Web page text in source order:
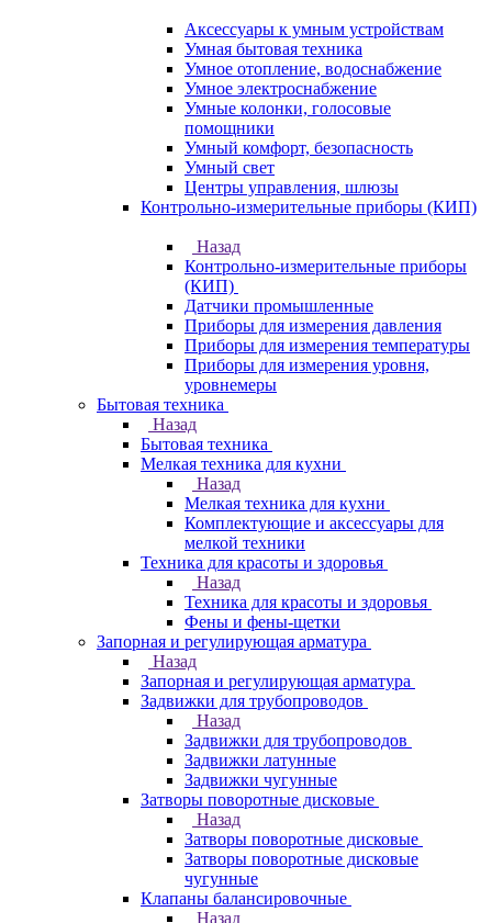
Аксессуары к умным устройствам
Умная бытовая техника
Умное отопление, водоснабжение
Умное электроснабжение
Умные колонки, голосовые
помощники
Умный комфорт, безопасность
Умный свет
Центры управления, шлюзы
Контрольно-измерительные приборы (КИП)
Назад
Контрольно-измерительные приборы
(КИП)
Датчики промышленные
Приборы для измерения давления
Приборы для измерения температуры
Приборы для измерения уровня,
уровнемеры
Бытовая техника
Назад
Бытовая техника
Мелкая техника для кухни
Назад
Мелкая техника для кухни
Комплектующие и аксессуары для
мелкой техники
Техника для красоты и здоровья
Назад
Техника для красоты и здоровья
Фены и фены-щетки
Запорная и регулирующая арматура
Назад
Запорная и регулирующая арматура
Задвижки для трубопроводов
Назад
Задвижки для трубопроводов
Задвижки латунные
Задвижки чугунные
Затворы поворотные дисковые
Назад
Затворы поворотные дисковые
Затворы поворотные дисковые
чугунные
Клапаны балансировочные
Назад